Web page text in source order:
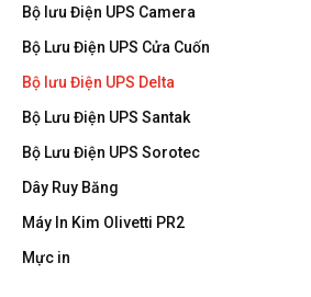
Bộ lưu Điện UPS Camera
Bộ Lưu Điện UPS Cửa Cuốn
Bộ lưu Điện UPS Delta
Bộ Lưu Điện UPS Santak
Bộ Lưu Điện UPS Sorotec
Dây Ruy Băng
Máy In Kim Olivetti PR2
Mực in